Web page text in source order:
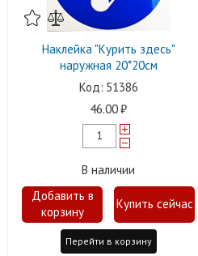
Наклейка "Курить здесь"
наружная 20*20см
51386
46.00
В наличии
Перейти в корзину